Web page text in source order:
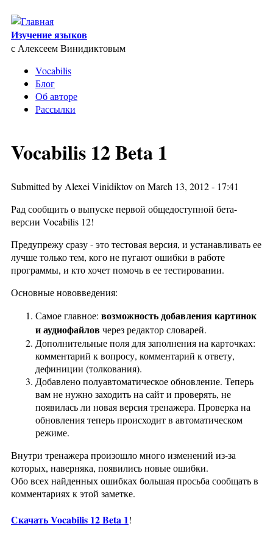
Skip to main content
Изучение языков
с Алексеем Винидиктовым
Vocabilis
Блог
Об авторе
Рассылки
Vocabilis 12 Beta 1
Submitted by Alexei Vinidiktovon March 13, 2012 - 17:41
Рад сообщить о выпуске первой общедоступной бета-
версии Vocabilis 12!
Предупрежу сразу - это тестовая версия, и устанавливать ее
лучше только тем, кого не пугают ошибки в работе
программы, и кто хочет помочь в ее тестировании.
Основные нововведения:
Самое главное: возможность добавления картинок
и аудиофайловчерез редактор словарей.
Дополнительные поля для заполнения на карточках:
комментарий к вопросу, комментарий к ответу,
дефиниции (толкования).
Добавлено полуавтоматическое обновление. Теперь
вам не нужно заходить на сайт и проверять, не
появилась ли новая версия тренажера. Проверка на
обновления теперь происходит в автоматическом
режиме.
Внутри тренажера произошло много изменений из-за
которых, наверняка, появились новые ошибки.
Обо всех найденных ошибках большая просьба сообщать в
комментариях к этой заметке.
Скачать Vocabilis 12 Beta 1!